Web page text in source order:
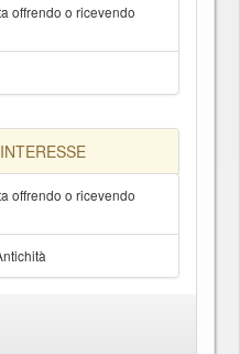
offrendo o ricevendo
offrendo o ricevendo